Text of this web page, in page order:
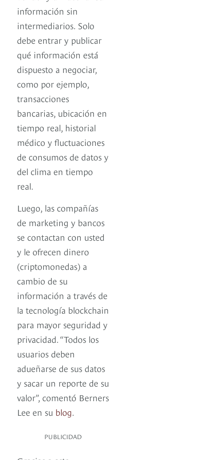
información sin
intermediarios. Solo
debe entrar y publicar
qué información está
dispuesto a negociar,
como por ejemplo,
transacciones
bancarias, ubicación en
tiempo real, historial
médico y fluctuaciones
de consumos de datos y
del clima en tiempo
real.
Luego, las compañías
de marketing y bancos
se contactan con usted
y le ofrecen dinero
(criptomonedas) a
cambio de su
información a través de
la tecnología blockchain
para mayor seguridad y
privacidad. “Todos los
usuarios deben
adueñarse de sus datos
y sacar un reporte de su
valor”, comentó Berners
Lee en su blog.
PUBLICIDAD